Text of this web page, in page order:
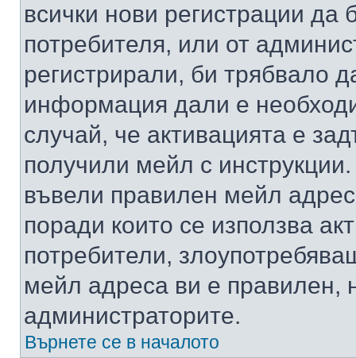
всички нови регистрации да
потребителя, или от
регистрирали, би трябвало
информация дали е
случай, че активацията е
получили мейл с
въвели правилен мейл
поради които се използва
потребители,
мейл адреса ви е правилен,
администраторите.
Върнете се в началото